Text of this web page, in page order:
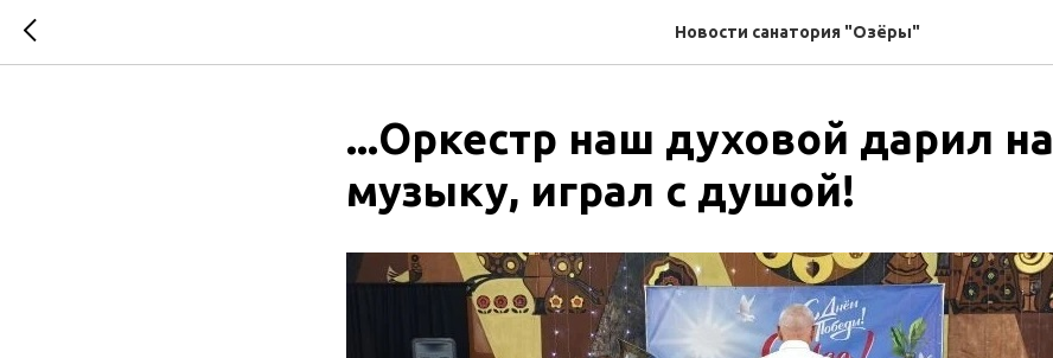
Новости санатория "Озёры"
...Оркестр наш духовой дарил на
музыку, играл с душой!